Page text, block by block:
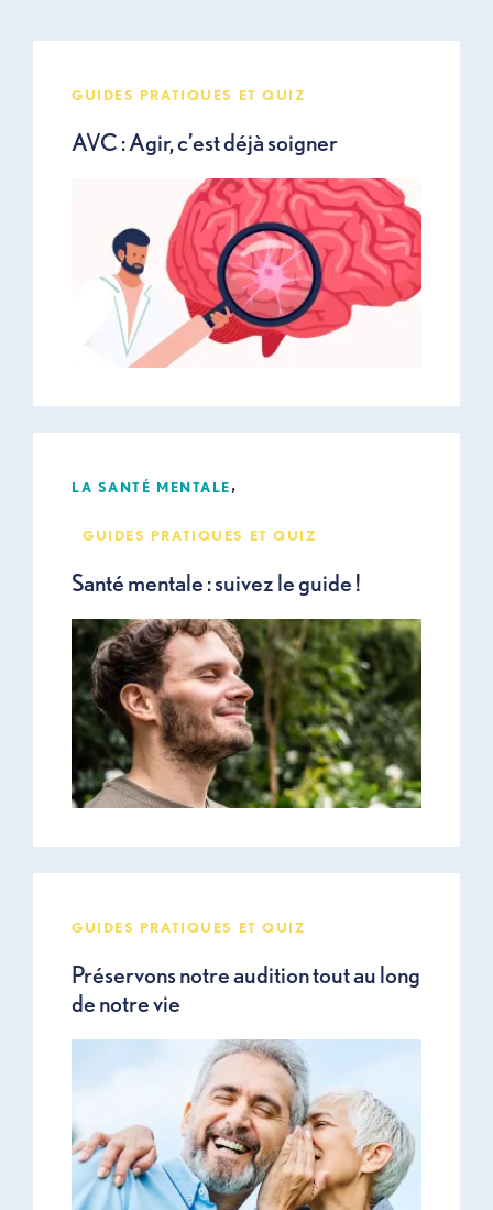
GUIDES PRATIQUES ET QUIZ
AVC : Agir, c’est déjà soigner
LA SANTÉ MENTALE ,
GUIDES PRATIQUES ET QUIZ
Santé mentale : suivez le guide !
GUIDES PRATIQUES ET QUIZ
Préservons notre audition tout au long
de notre vie